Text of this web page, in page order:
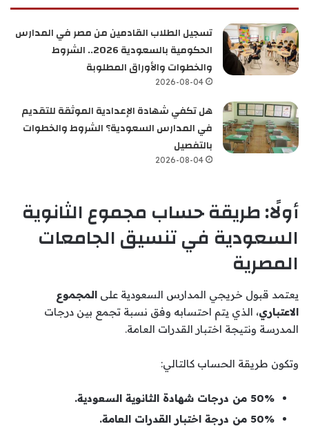
تسجيل الطلاب القادمين من مصر في المدارس
الحكومية بالسعودية 2026.. الشروط
والخطوات والأوراق المطلوبة
2026-08-04
هل تكفي شهادة الإعدادية الموثقة للتقديم
في المدارس السعودية؟ الشروط والخطوات
بالتفصيل
2026-08-04
أولًا: طريقة حساب مجموع الثانوية
السعودية في تنسيق الجامعات
المصرية
يعتمد قبول خريجي المدارس السعودية على المجموع
الاعتباري، الذي يتم احتسابه وفق نسبة تجمع بين درجات
المدرسة ونتيجة اختبار القدرات العامة.
وتكون طريقة الحساب كالتالي:
50% من درجات شهادة الثانوية السعودية.
50% من درجة اختبار القدرات العامة.